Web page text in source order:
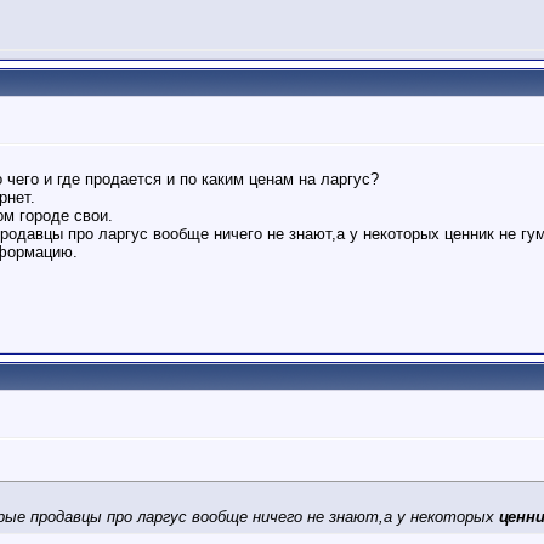
и где продается и по каким ценам на ларгус?
городе свои.
про ларгус вообще ничего не знают,а у некоторых ценник не
продавцы про ларгус вообще ничего не знают,а у некоторых